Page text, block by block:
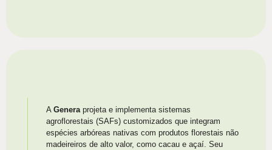
A Generaprojeta e implementa sistemas
agroflorestais (SAFs) customizados que integram
espécies arbóreas nativas com produtos florestais não
madeireiros de alto valor, como cacau e açaí. Seu